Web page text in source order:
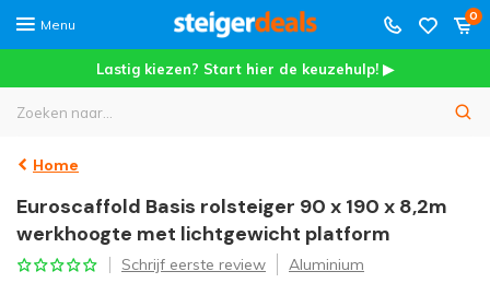
Menu
0
Lastig kiezen? Start hier de keuzehulp! ▶
Home
Euroscaffold Basis rolsteiger 90 x 190 x 8,2m
werkhoogte met lichtgewicht platform
Schrijf eerste review Aluminium